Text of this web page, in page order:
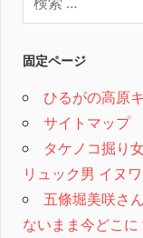
固定ページ
ひるがの高原
サイトマップ
タケノコ掘り
リュック男 イヌ
五條堀美咲さ
ないまま今どこに